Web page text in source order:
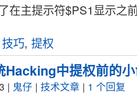
在主提示符$PS1显示之
技巧, 提权
Hacking中提权前的
| 鬼仔 | 技术文章 | 1 个回复